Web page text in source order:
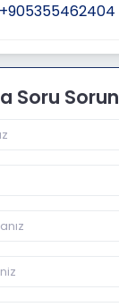
+905355462404
Soru Sorun